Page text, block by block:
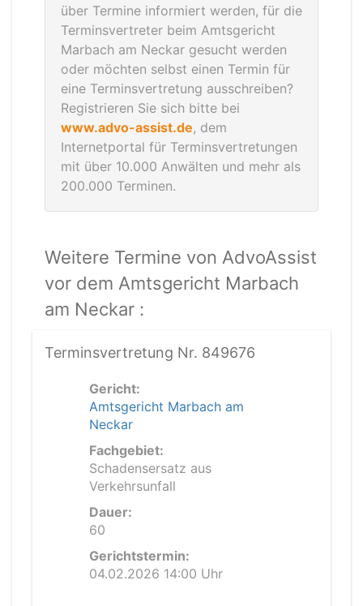
über Termine informiert werden, für die
Terminsvertreter beim Amtsgericht
Marbach am Neckar gesucht werden
oder möchten selbst einen Termin für
eine Terminsvertretung ausschreiben?
Registrieren Sie sich bitte bei
www.advo-assist.de, dem
Internetportal für Terminsvertretungen
mit über 10.000 Anwälten und mehr als
200.000 Terminen.
Weitere Termine von AdvoAssist
vor dem Amtsgericht Marbach
am Neckar :
Terminsvertretung Nr. 849676
Gericht:
Amtsgericht Marbach am
Neckar
Fachgebiet:
Schadensersatz aus
Verkehrsunfall
Dauer:
60
Gerichtstermin:
04.02.2026 14:00 Uhr